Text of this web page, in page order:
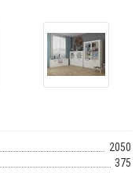
2050
375